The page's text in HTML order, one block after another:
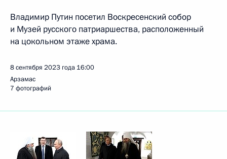
Владимир Путин посетил Воскресенский собор
и Музей русского патриаршества, расположенный
на цокольном этаже храма.
8 сентября 2023 года 16:00
Арзамас
7 фотографий